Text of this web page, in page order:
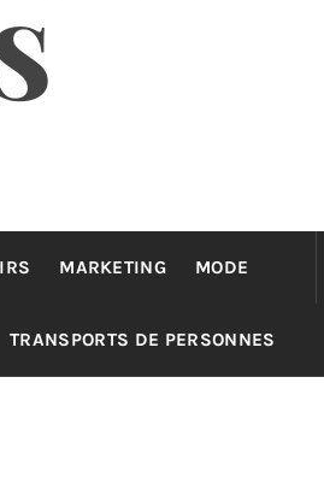
MARKETING MODE
TRANSPORTS DE PERSONNES